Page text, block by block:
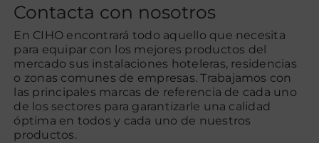
Contacta con nosotros
En CIHO encontrará todo aquello que necesita
para equipar con los mejores productos del
mercado sus instalaciones hoteleras, residencias
o zonas comunes de empresas. Trabajamos con
las principales marcas de referencia de cada uno
de los sectores para garantizarle una calidad
óptima en todos y cada uno de nuestros
productos.